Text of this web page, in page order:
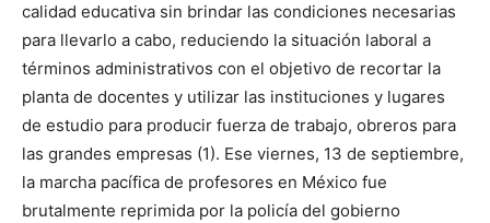
calidad educativa sin brindar las condiciones necesarias
para llevarlo a cabo, reduciendo la situación laboral a
términos administrativos con el objetivo de recortar la
planta de docentes y utilizar las instituciones y lugares
de estudio para producir fuerza de trabajo, obreros para
las grandes empresas (1). Ese viernes, 13 de septiembre,
la marcha pacífica de profesores en México fue
brutalmente reprimida por la policía del gobierno